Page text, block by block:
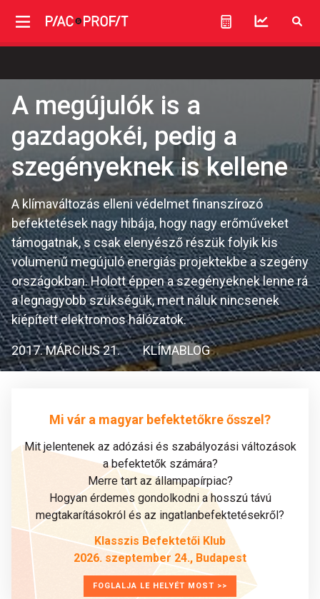
A megújulók is a
gazdagokéi, pedig a
szegényeknek is kellene
A klímaváltozás elleni védelmet finanszírozó
befektetések nagy hibája, hogy nagy erőműveket
támogatnak, s csak elenyésző részük folyik kis
volumenű megújuló energiás projektekbe a szegény
országokban. Holott éppen a szegényeknek lenne rá
a legnagyobb szükségük, mert náluk nincsenek
kiépített elektromos hálózatok.
2017. MÁRCIUS 21. KLÍMABLOG
Mi vár a magyar befektetőkre ősszel?
Mit jelentenek az adózási és szabályozási változások
a befektetők számára?
Merre tart az állampapírpiac?
Hogyan érdemes gondolkodni a hosszú távú
megtakarításokról és az ingatlanbefektetésekről?
Klasszis Befektetői Klub
2026. szeptember 24., Budapest
FOGLALJA LE HELYÉT MOST >>